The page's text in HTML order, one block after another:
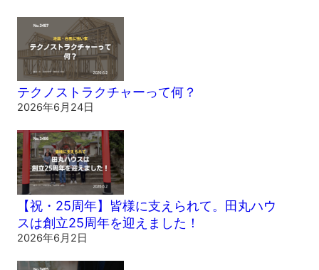
テクノストラクチャーって何？
2026年6月24日
【祝・25周年】皆様に支えられて。田丸ハウ
スは創立25周年を迎えました！
2026年6月2日